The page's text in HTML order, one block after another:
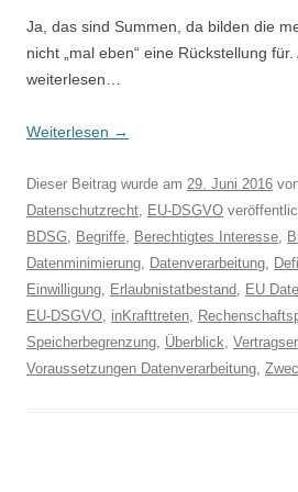
Ja, das sind Summen, da bilden die
nicht „mal eben“ eine Rückstellung
weiterlesen…
Weiterlesen →
Dieser Beitrag wurde am 29. Juni 2016
Datenschutzrecht, EU-DSGVO
BDSG, Begriffe, Berechtigtes Interesse,
Datenminimierung, Datenverarbeitung,
Einwilligung, Erlaubnistatbestand, EU
EU-DSGVO, inKrafttreten,
Speicherbegrenzung, Überblick,
Voraussetzungen Datenverarbeitung,